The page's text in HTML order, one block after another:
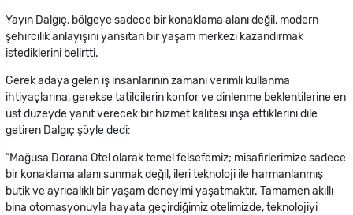
Yayın Dalgıç, bölgeye sadece bir konaklama alanı değil, modern
şehircilik anlayışını yansıtan bir yaşam merkezi kazandırmak
istediklerini belirtti.
Gerek adaya gelen iş insanlarının zamanı verimli kullanma
ihtiyaçlarına, gerekse tatilcilerin konfor ve dinlenme beklentilerine en
üst düzeyde yanıt verecek bir hizmet kalitesi inşa ettiklerini dile
getiren Dalgıç şöyle dedi:
“Mağusa Dorana Otel olarak temel felsefemiz; misafirlerimize sadece
bir konaklama alanı sunmak değil, ileri teknoloji ile harmanlanmış
butik ve ayrıcalıklı bir yaşam deneyimi yaşatmaktır. Tamamen akıllı
bina otomasyonuyla hayata geçirdiğimiz otelimizde, teknolojiyi